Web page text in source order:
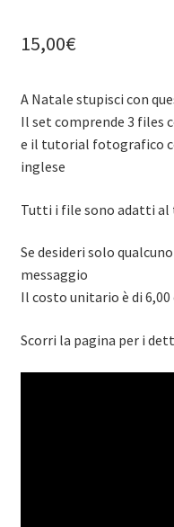
15,00€
A Natale stupisci con
Il set comprende 3 files
e il tutorial fotografico
inglese
Tutti i file sono adatti al
Se desideri solo
messaggio
Il costo unitario è di 6,00
Scorri la pagina per i